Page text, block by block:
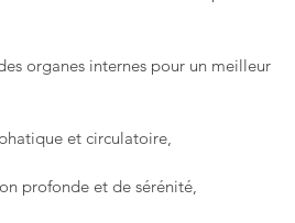
organes internes pour un meilleur
et circulatoire,
profonde et de sérénité,